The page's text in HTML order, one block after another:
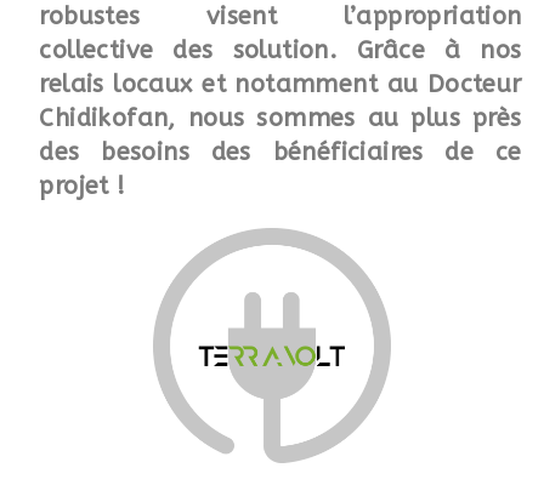
robustes visent l’appropriation
collective des solution. Grâce à nos
relais locaux et notamment au Docteur
Chidikofan, nous sommes au plus près
des besoins des bénéficiaires de ce
projet !